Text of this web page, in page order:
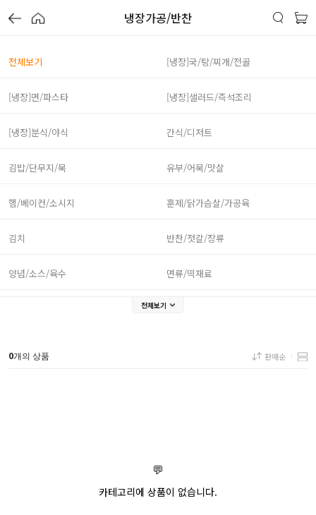
냉장가공/반찬
전체보기 [냉장]국/탕/찌개/전골
[냉장]면/파스타 [냉장]샐러드/즉석조리
[냉장]분식/야식 간식/디저트
김밥/단무지/묵 유부/어묵/맛살
햄/베이컨/소시지 훈제/닭가슴살/가공육
김치 반찬/젓갈/장류
양념/소스/육수 면류/떡재료
전체보기
0개의 상품 판매순
💬
카테고리에 상품이 없습니다.